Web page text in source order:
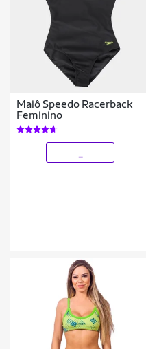
Maiô Speedo Racerback
Feminino